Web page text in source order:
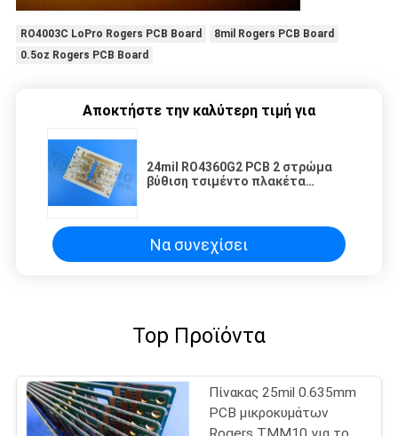
RO4003C LoPro Rogers PCB Board
8mil Rogers PCB Board
0.5oz Rogers PCB Board
Αποκτήστε την καλύτερη τιμή για
24mil RO4360G2 PCB 2 στρώμα
βύθιση τσιμέντο πλακέτα
Να συνεχίσει
Top Προϊόντα
Πίνακας 25mil 0.635mm
PCB μικροκυμάτων